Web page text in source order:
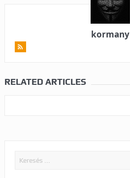
kormany
RELATED ARTICLES